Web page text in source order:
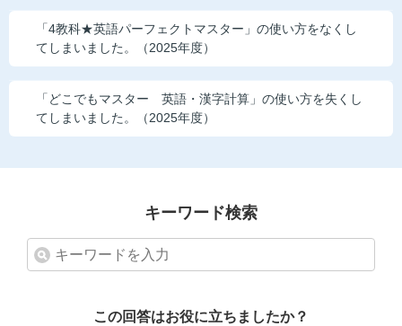
「4教科★英語パーフェクトマスター」の使い方をなくし
てしまいました。（2025年度）
「どこでもマスター 英語・漢字計算」の使い方を失くし
てしまいました。（2025年度）
キーワード検索
この回答はお役に立ちましたか？